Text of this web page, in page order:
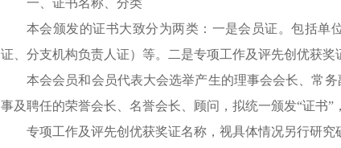
一、证书名称、分类
本会颁发的证书大致分为两类：一是会员证。包括单
证、分支机构负责人证）等。二是专项工作及评先创优获奖
本会会员和会员代表大会选举产生的理事会会长、常
事及聘任的荣誉会长、名誉会长、顾问，拟统一颁发“证书”
专项工作及评先创优获奖证名称，视具体情况另行研究